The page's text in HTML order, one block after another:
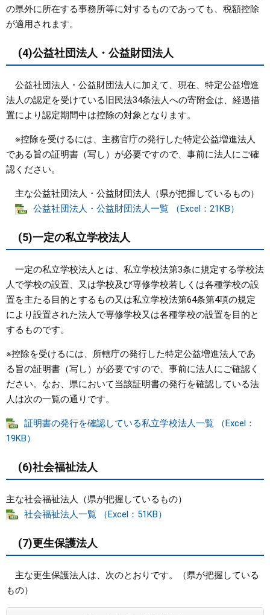
の県外に所在する事務所等に対するものであっても、税額控除
が適用されます。
(4)公益社団法人・公益財団法人
公益社団法人・公益財団法人に加えて、現在、特定公益増進
法人の認定を受けている旧民法34条法人への寄附金は、経過措
置により認定期間中は控除の対象となります。
※控除を受けるには、主務官庁の発行した特定公益増進法人
である旨の証明書（写し）が必要ですので、事前に法人にご確
認ください。
主な公益社団法人・公益財団法人（県が把握しているもの）
公益社団法人・公益財団法人一覧 （Excel：21KB）
(5)一定の私立学校法人
一定の私立学校法人とは、私立学校法第3条に規定する学校法
人で学校の設置、又は学校及び専修学校若しくは各種学校の設
置を主たる目的とするもの又は私立学校法第64条第4項の規定
により設置された法人で専修学校又は各種学校の設置を目的と
するものです。
※控除を受けるには、所轄庁の発行した特定公益増進法人であ
る旨の証明書（写し）が必要ですので、事前に法人にご確認く
ださい。なお、県において当該証明書の発行を確認している法
人は次の一覧の通りです。
証明書の発行を確認している私立学校法人一覧 （Excel：
19KB）
(6)社会福祉法人
主な社会福祉法人（県が把握しているもの）
社会福祉法人一覧 （Excel：51KB）
(7)更生保護法人
主な更生保護法人は、次のとおりです。（県が把握している
もの）